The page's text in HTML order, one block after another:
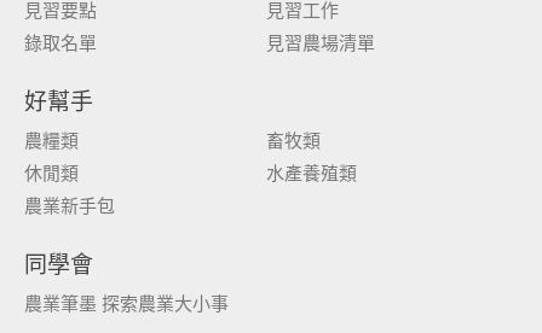
見習要點
見習工作
錄取名單
見習農場清單
好幫手
農糧類
畜牧類
休閒類
水產養殖類
農業新手包
同學會
農業筆墨 探索農業大小事